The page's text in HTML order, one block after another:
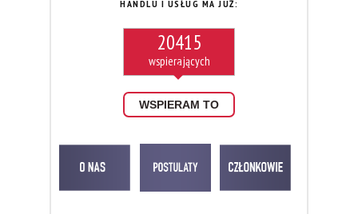
HANDLU I USŁUG MA JUŻ:
WSPIERAM TO
20415